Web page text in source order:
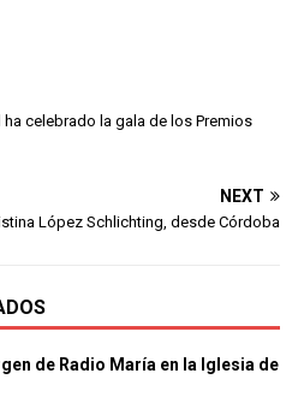
ha celebrado la gala de los Premios
NEXT
López Schlichting, desde Córdoba
de Radio María en la Iglesia de